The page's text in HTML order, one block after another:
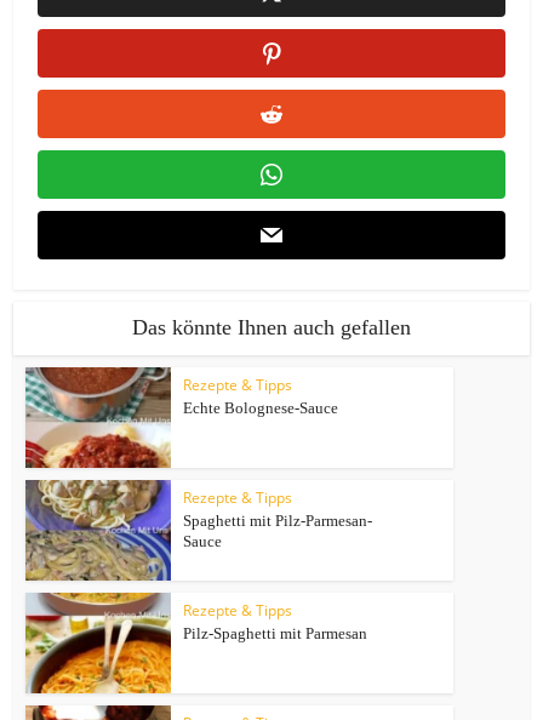
Das könnte Ihnen auch gefallen
Rezepte & Tipps
Echte Bolognese-Sauce
Rezepte & Tipps
Spaghetti mit Pilz-Parmesan-
Sauce
Rezepte & Tipps
Pilz-Spaghetti mit Parmesan